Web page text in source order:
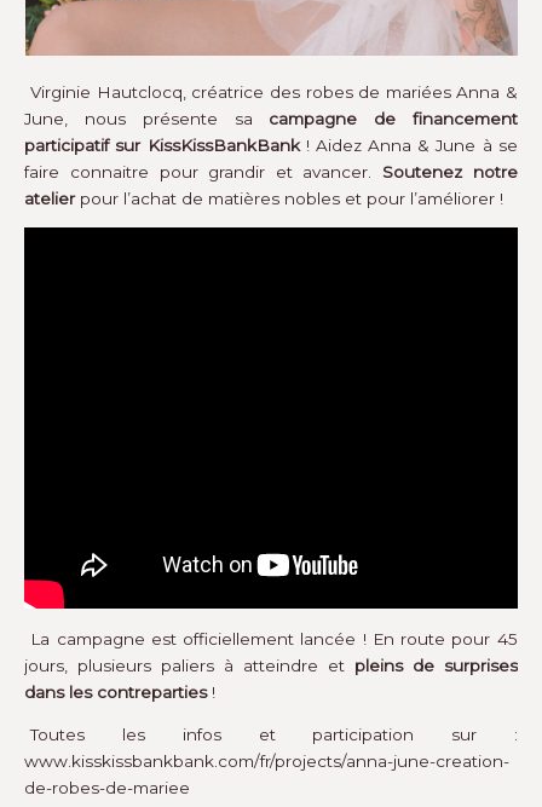
Virginie Hautclocq, créatrice des robes de mariées Anna &
June, nous présente sa campagne de financement
participatif sur KissKissBankBank! Aidez Anna & June à se
faire connaitre pour grandir et avancer. Soutenez notre
atelierpour l’achat de matières nobles et pour l’améliorer !
La campagne est officiellement lancée ! En route pour 45
jours, plusieurs paliers à atteindre et pleins de surprises
dans les contreparties!
Toutes les infos et participation sur :
www.kisskissbankbank.com/fr/projects/anna-june-creation-
de-robes-de-mariee